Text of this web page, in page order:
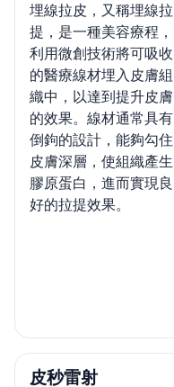
埋線拉皮，又稱埋線拉
提，是一種美容療程，
利用微創技術將可吸收
的醫療線材埋入皮膚組
織中，以達到提升皮膚
的效果。線材通常具有
倒鉤的設計，能夠勾住
皮膚深層，使組織產生
膠原蛋白，進而實現良
好的拉提效果。
皮秒雷射